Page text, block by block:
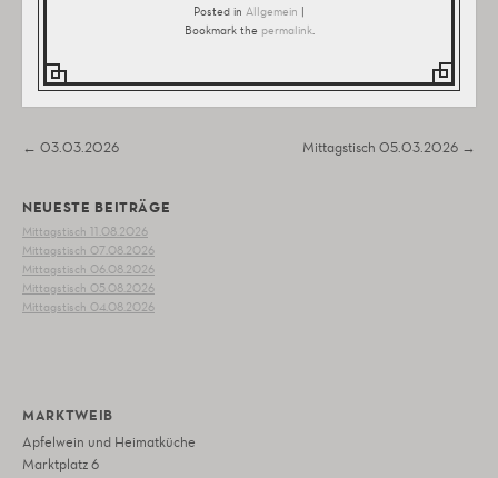
Posted in Allgemein |
Bookmark the permalink.
Post navigation
← 03.03.2026 Mittagstisch 05.03.2026 →
NEUESTE BEITRÄGE
Mittagstisch 11.08.2026
Mittagstisch 07.08.2026
Mittagstisch 06.08.2026
Mittagstisch 05.08.2026
Mittagstisch 04.08.2026
MARKTWEIB
Apfelwein und Heimatküche
Marktplatz 6